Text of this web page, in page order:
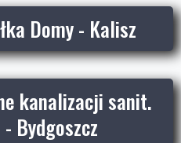
Domy - Kalisz
kanalizacji sanit.
Bydgoszcz